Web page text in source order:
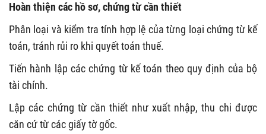
Hoàn thiện các hồ sơ, chứng từ cần thiết
Phân loại và kiểm tra tính hợp lệ của từng loại chứng từ kế
toán, tránh rủi ro khi quyết toán thuế.
Tiến hành lập các chứng từ kế toán theo quy định của bộ
tài chính.
Lập các chứng từ cần thiết như xuất nhập, thu chi được
căn cứ từ các giấy tờ gốc.